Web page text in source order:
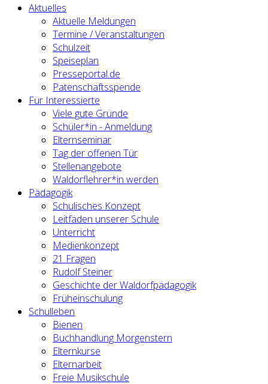
Aktuelles
Aktuelle Meldungen
Termine / Veranstaltungen
Schulzeit
Speiseplan
Presseportal.de
Patenschaftsspende
Für Interessierte
Viele gute Gründe
Schüler*in - Anmeldung
Elternseminar
Tag der offenen Tür
Stellenangebote
Waldorflehrer*in werden
Pädagogik
Schulisches Konzept
Leitfäden unserer Schule
Unterricht
Medienkonzept
21 Fragen
Rudolf Steiner
Geschichte der Waldorfpädagogik
Früheinschulung
Schulleben
Bienen
Buchhandlung Morgenstern
Elternkurse
Elternarbeit
Freie Musikschule